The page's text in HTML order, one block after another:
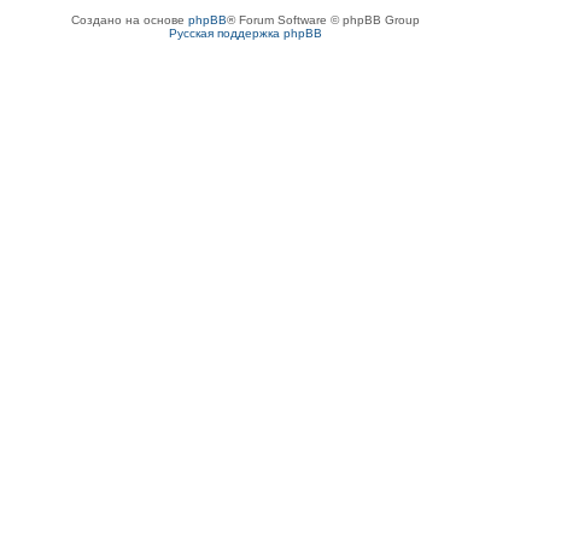
Создано на основе phpBB® Forum Software © phpBB Group
Русская поддержка phpBB